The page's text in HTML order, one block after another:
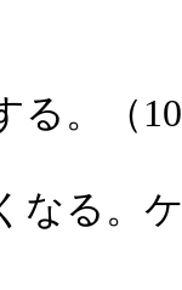
る。（
なる。